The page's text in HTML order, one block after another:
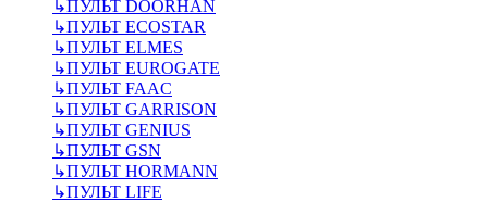
↳ПУЛЬТ DOORHAN
↳ПУЛЬТ ECOSTAR
↳ПУЛЬТ ELMES
↳ПУЛЬТ EUROGATE
↳ПУЛЬТ FAAC
↳ПУЛЬТ GARRISON
↳ПУЛЬТ GENIUS
↳ПУЛЬТ GSN
↳ПУЛЬТ HORMANN
↳ПУЛЬТ LIFE